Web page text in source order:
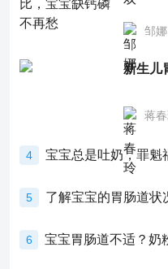
邹娜
新生儿
蒋
4 宝宝总是吐奶，罪魁
5 了解宝宝的胃肠道状
6